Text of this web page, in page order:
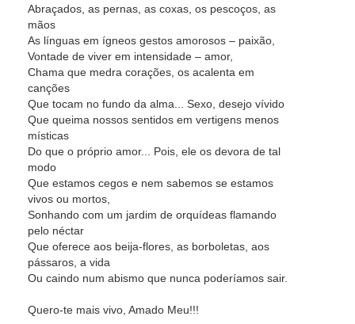
Abraçados, as pernas, as coxas, os pescoços, as
mãos
As línguas em ígneos gestos amorosos – paixão,
Vontade de viver em intensidade – amor,
Chama que medra corações, os acalenta em
canções
Que tocam no fundo da alma... Sexo, desejo vívido
Que queima nossos sentidos em vertigens menos
místicas
Do que o próprio amor... Pois, ele os devora de tal
modo
Que estamos cegos e nem sabemos se estamos
vivos ou mortos,
Sonhando com um jardim de orquídeas flamando
pelo néctar
Que oferece aos beija-flores, as borboletas, aos
pássaros, a vida
Ou caindo num abismo que nunca poderíamos sair.
Quero-te mais vivo, Amado Meu!!!